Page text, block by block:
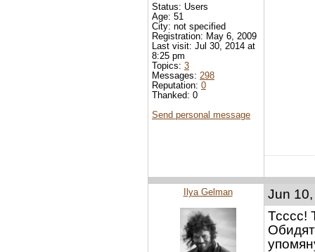
Status: Users
Age: 51
City: not specified
Registration: May 6, 2009
Last visit: Jul 30, 2014 at
8:25 pm
Topics: 3
Messages: 298
Reputation: 0
Thanked: 0
Send personal message
Jun
Тсссс!
Ilya Gelman